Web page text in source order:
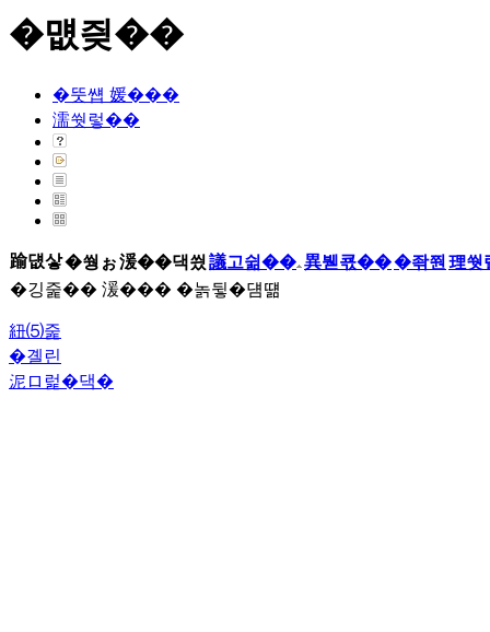
�먮즺��
�뚯썝 媛���
濡쒓렇��
踰덊샇�쒕ぉ湲��댁씠議고쉶�� 異붿쿇���좎쭨 理
�깅줉�� 湲��� �놁뒿�덈떎
紐⑸줉
�곌린
泥ロ럹�댁�